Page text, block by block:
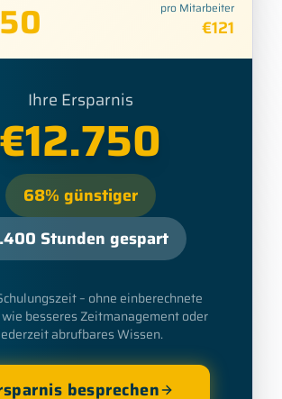
pro Mitarbeiter
€121
Ihre Ersparnis
€12.750
68% günstiger
Stunden gespart
– ohne einberechnete
besseres Zeitmanagement oder
abrufbares Wissen.
besprechen